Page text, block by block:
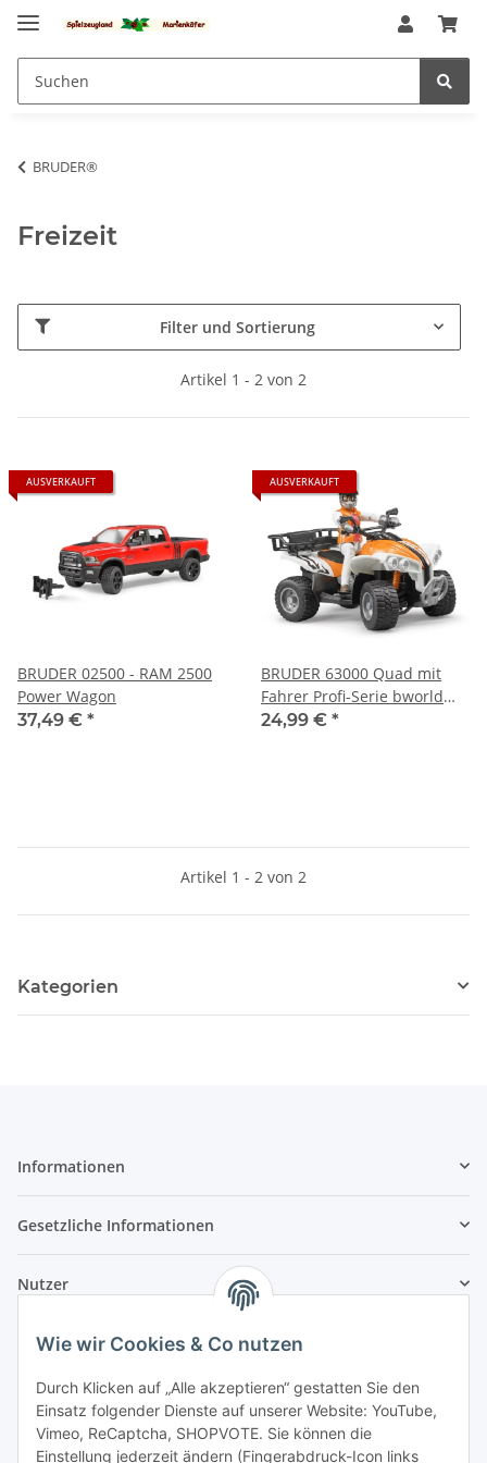
Wie wir Cookies & Co nutzen
Durch Klicken auf „Alle akzeptieren“ gestatten Sie den
Einsatz folgender Dienste auf unserer Website: YouTube,
Vimeo, ReCaptcha, SHOPVOTE. Sie können die
Einstellung jederzeit ändern (Fingerabdruck-Icon links
BRUDER®
Freizeit
Filter und Sortierung
Artikel 1 - 2 von 2
AUSVERKAUFT
BRUDER 02500 - RAM 2500
Power Wagon
37,49 € *
AUSVERKAUFT
BRUDER 63000 Quad mit
Fahrer Profi-Serie bworld
1:16
24,99 € *
Artikel 1 - 2 von 2
Kategorien
Informationen
Gesetzliche Informationen
Nutzer